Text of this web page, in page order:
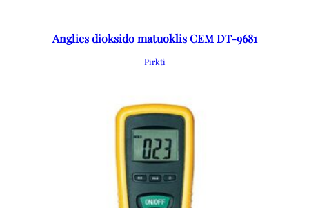
Anglies dioksido matuoklis CEM DT-9681
Pirkti